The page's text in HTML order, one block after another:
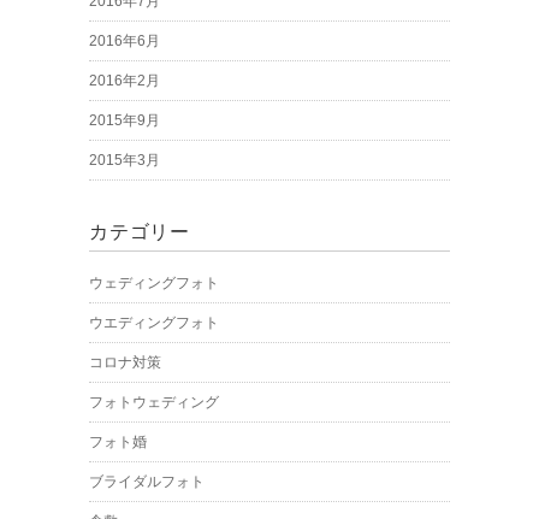
2016年6月
2016年2月
2015年9月
2015年3月
カテゴリー
ウェディングフォト
ウエディングフォト
コロナ対策
フォトウェディング
フォト婚
ブライダルフォト